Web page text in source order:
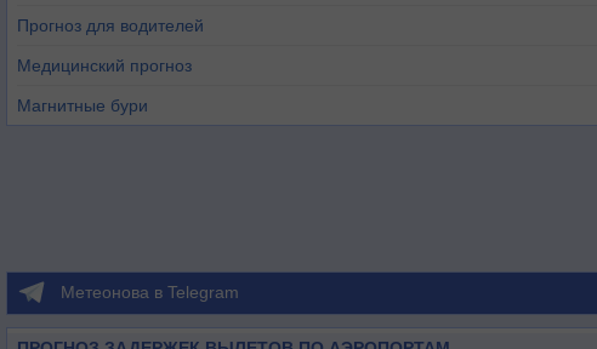
Прогноз для водителей
Медицинский прогноз
Магнитные бури
Метеонова в Telegram